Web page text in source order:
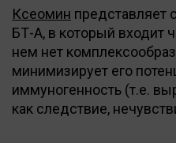
Ксеомин представляет
БТ-А, в который входит
нем нет
минимизирует его
иммуногенность (т.е.
как следствие,